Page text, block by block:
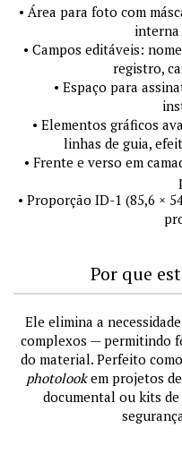
• Área para foto com
• Campos editáveis:
registro,
• Espaço para
• Elementos gráficos
linhas de guia,
• Frente e verso em
• Proporção ID-1 (85,6 ×
Por que
Ele elimina a
complexos — permitindo
do material. Perfeito como
photolookem projetos
documental ou kits